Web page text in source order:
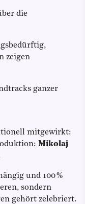
die
zeigen
ganzer
mitgewirkt:
Mikolaj
und 100 %
sondern
gehört zelebriert.